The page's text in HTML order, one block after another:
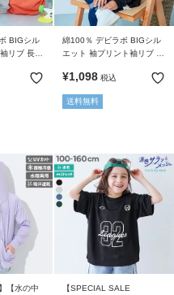
BIGシル
リブ 長袖
綿100％ デビラボ BIGシル
エット 袖プリント袖リブ 長
¥1,098 税込
送料無料
【水の中
【SPECIAL SALE